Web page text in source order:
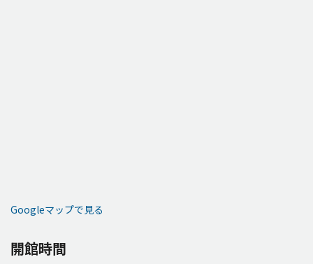
Googleマップで見る
開館時間